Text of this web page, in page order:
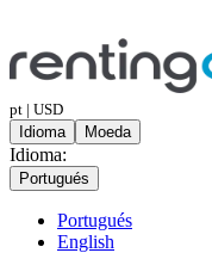
pt | USD
Idioma
Moeda
Idioma:
Portugués
Portugués
English